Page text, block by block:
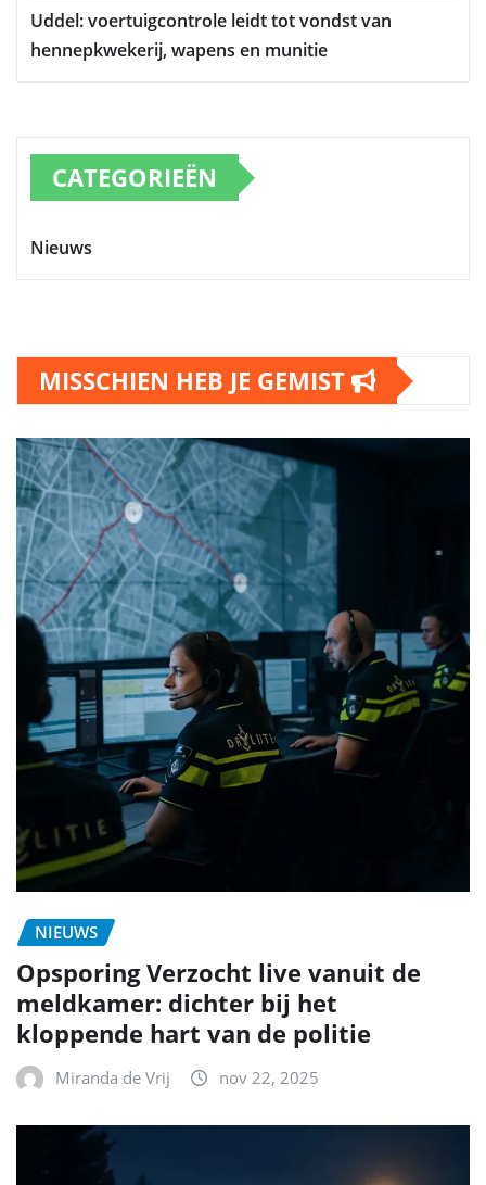
Uddel: voertuigcontrole leidt tot vondst van
hennepkwekerij, wapens en munitie
CATEGORIEËN
Nieuws
MISSCHIEN HEB JE GEMIST
NIEUWS
Opsporing Verzocht live vanuit de
meldkamer: dichter bij het
kloppende hart van de politie
Miranda de Vrij nov 22, 2025